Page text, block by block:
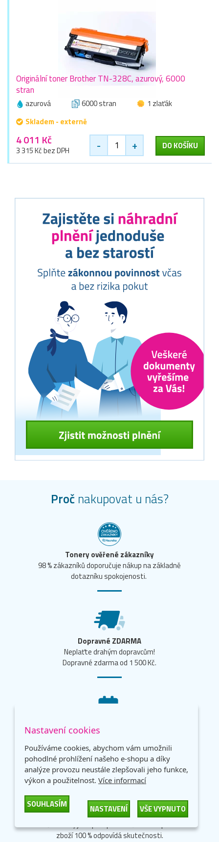
Originální toner Brother TN-328C, azurový, 6000
stran
azurová 6000 stran
1 zlaťák
Skladem - externě
4 011 Kč
3 315 Kč bez DPH - + DO KOŠÍKU
Proč nakupovat u nás?
Tonery ověřené zákazníky
98 % zákazníků doporučuje nákup na základně
dotazníku spokojenosti.
Dopravné ZDARMA
Neplaťte drahým dopravcům!
Dopravné zdarma od 1 500 Kč.
Objednávka už zítra u vás
již následující pracovní den.
Přes 30 000 produktů skladem
zboží 100 % odpovídá skutečnosti.
Nastavení cookies
Používáme cookies, abychom vám umožnili
pohodlné prohlížení našeho e-shopu a díky
analýze provozu neustále zlepšovali jeho funkce,
výkon a použitelnost. Více informací
SOUHLASÍM NASTAVENÍ VŠE VYPNUTO